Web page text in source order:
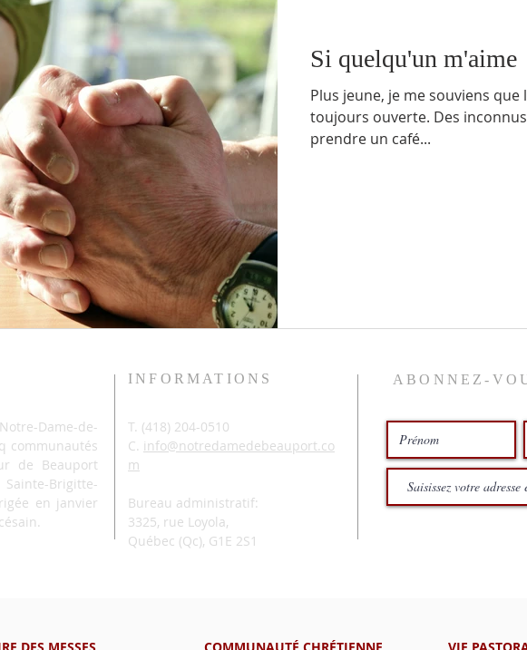
Si quelqu'un m'aime
Plus jeune, je me souviens
toujours ouverte. Des inconnus s’y arrêtaient, parfois pour
prendre un café...
Dame-de-
communautés
de Beauport
Brigitte-
en janvier
INFORMATIONS
T. (418) 204-0510
C. info@notredamedebeauport.co
m
Bureau administratif:
3325, rue Loyola,
Québec (Qc), G1E 2S1
ABONNEZ-
DES MESSES COMMUNAUTÉ CHRÉTIENNE VIE